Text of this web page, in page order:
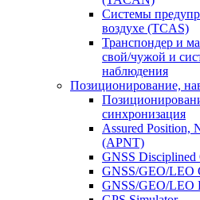
Системы
воздухе (TCAS)
Транспондер и
свой/чужой и
наблюдения
Позиционирование,
синхронизация
Assured Position,
(APNT)
GNSS Disciplined
GNSS/GEO/LEO
GNSS/GEO/LEO